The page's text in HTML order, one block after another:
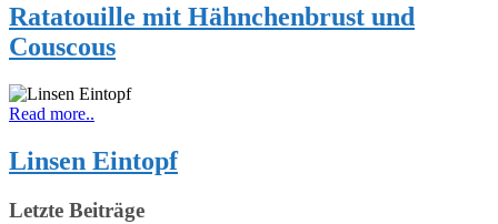
Ratatouille mit Hähnchenbrust und
Couscous
Read more..
Linsen Eintopf
Letzte Beiträge